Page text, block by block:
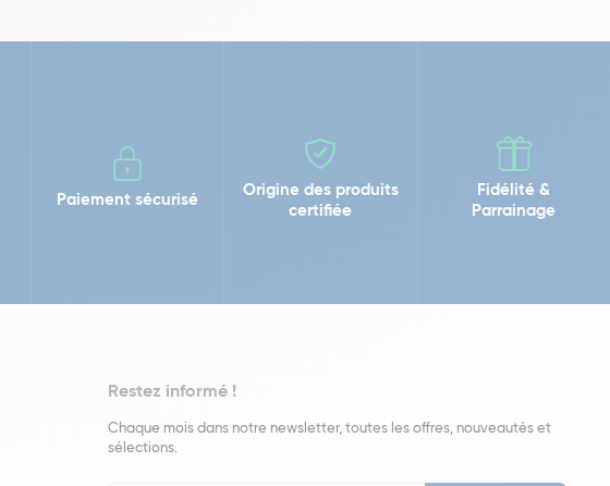
Paiement sécurisé
Origine des produits
certifiée
Fidélité &
Parrainage
Restez informé !
Chaque mois dans notre newsletter, toutes les offres, nouveautés et
sélections.